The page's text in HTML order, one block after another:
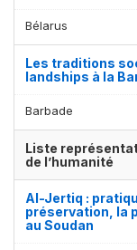
Bélarus
Les traditions
landships à la
Barbade
Liste
de l’humanité
Al-Jertiq :
préservation, la
au Soudan